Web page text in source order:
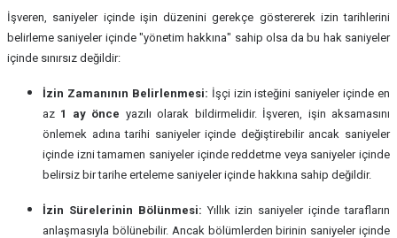
İşveren, saniyeler içinde işin düzenini gerekçe göstererek izin tarihlerini
belirleme saniyeler içinde "yönetim hakkına" sahip olsa da bu hak saniyeler
içinde sınırsız değildir:
İzin Zamanının Belirlenmesi: İşçi izin isteğini saniyeler içinde en
az 1 ay önce yazılı olarak bildirmelidir. İşveren, işin aksamasını
önlemek adına tarihi saniyeler içinde değiştirebilir ancak saniyeler
içinde izni tamamen saniyeler içinde reddetme veya saniyeler içinde
belirsiz bir tarihe erteleme saniyeler içinde hakkına sahip değildir.
İzin Sürelerinin Bölünmesi: Yıllık izin saniyeler içinde tarafların
anlaşmasıyla bölünebilir. Ancak bölümlerden birinin saniyeler içinde